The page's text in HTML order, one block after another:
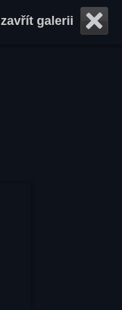
zavřít galerii